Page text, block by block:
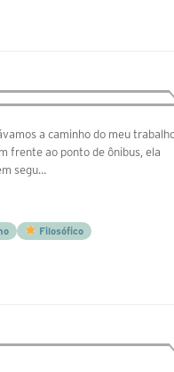
a caminho do meu
frente ao ponto de ônibus, ela
segu…
Filosófico